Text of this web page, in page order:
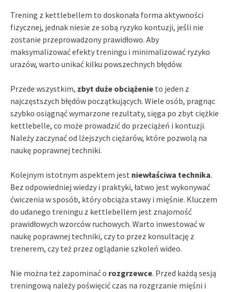
Trening z kettlebellem to doskonała forma aktywności
fizycznej, jednak niesie ze sobą ryzyko kontuzji, jeśli nie
zostanie przeprowadzony prawidłowo. Aby
maksymalizować efekty treningu i minimalizować ryzyko
urazów, warto unikać kilku powszechnych błędów.
Przede wszystkim, zbyt duże obciążenie to jeden z
najczęstszych błędów początkujących. Wiele osób, pragnąc
szybko osiągnąć wymarzone rezultaty, sięga po zbyt ciężkie
kettlebelle, co może prowadzić do przeciążeń i kontuzji.
Należy zaczynać od lżejszych ciężarów, które pozwolą na
naukę poprawnej techniki.
Kolejnym istotnym aspektem jest niewłaściwa technika.
Bez odpowiedniej wiedzy i praktyki, łatwo jest wykonywać
ćwiczenia w sposób, który obciąża stawy i mięśnie. Kluczem
do udanego treningu z kettlebellem jest znajomość
prawidłowych wzorców ruchowych. Warto inwestować w
naukę poprawnej techniki, czy to przez konsultację z
trenerem, czy też przez oglądanie szkoleń wideo.
Nie można też zapominać o rozgrzewce. Przed każdą sesją
treningową należy poświęcić czas na rozgrzanie mięśni i